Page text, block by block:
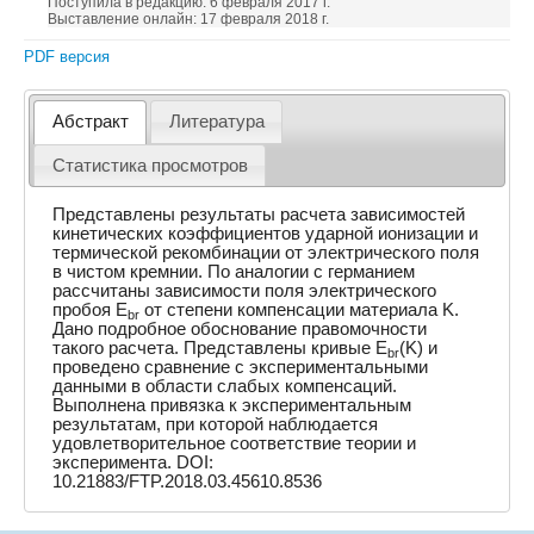
Выставление онлайн: 17 февраля 2018 г.
PDF версия
Абстракт Литература
Статистика просмотров
Представлены результаты расчета зависимостей
кинетических коэффициентов ударной ионизации и
термической рекомбинации от электрического поля
в чистом кремнии. По аналогии с германием
рассчитаны зависимости поля электрического
пробоя Ebr от степени компенсации материала K.
Дано подробное обоснование правомочности
такого расчета. Представлены кривые Ebr(K) и
проведено сравнение с экспериментальными
данными в области слабых компенсаций.
Выполнена привязка к экспериментальным
результатам, при которой наблюдается
удовлетворительное соответствие теории и
эксперимента. DOI:
10.21883/FTP.2018.03.45610.8536